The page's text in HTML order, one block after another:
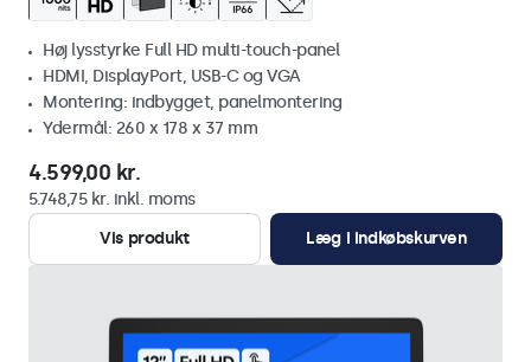
Høj lysstyrke Full HD multi-touch-panel
HDMI, DisplayPort, USB-C og VGA
Montering: indbygget, panelmontering
Ydermål: 260 x 178 x 37 mm
4.599,00 kr.
5.748,75 kr. inkl. moms
Vis produkt
Læg i indkøbskurven